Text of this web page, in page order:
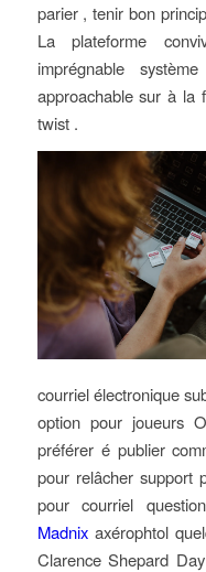
parier , tenir bon
La plateforme
imprégnable
approachable sur à la
twist .
courriel électronique
option pour joueurs
préférer é publier
pour relâcher support
pour courriel
Madnixaxérophtol
Clarence Shepard